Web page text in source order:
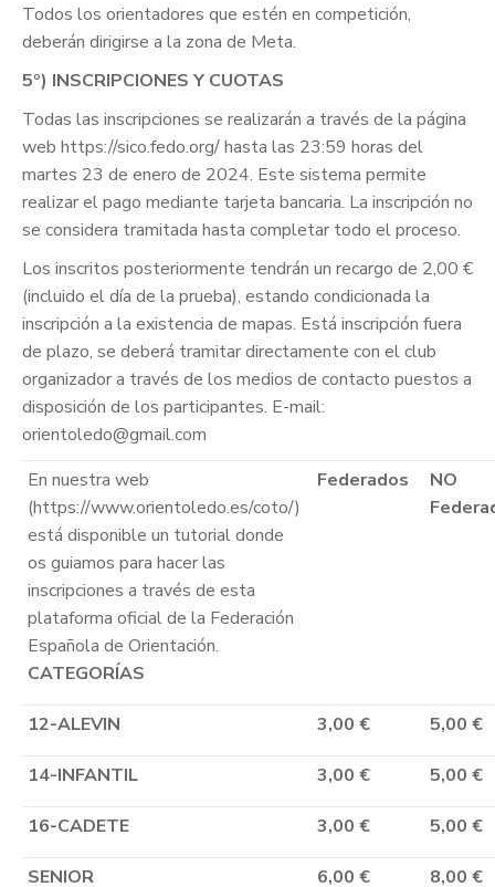
Todos los orientadores que estén en competición,
deberán dirigirse a la zona de Meta.
5º) INSCRIPCIONES Y CUOTAS
Todas las inscripciones se realizarán a través de la página
web https://sico.fedo.org/ hasta las 23:59 horas del
martes 23 de enero de 2024. Este sistema permite
realizar el pago mediante tarjeta bancaria. La inscripción no
se considera tramitada hasta completar todo el proceso.
Los inscritos posteriormente tendrán un recargo de 2,00 €
(incluido el día de la prueba), estando condicionada la
inscripción a la existencia de mapas. Está inscripción fuera
de plazo, se deberá tramitar directamente con el club
organizador a través de los medios de contacto puestos a
disposición de los participantes. E-mail:
orientoledo@gmail.com
En nuestra web
(https://www.orientoledo.es/coto/)
está disponible un tutorial donde
os guiamos para hacer las
inscripciones a través de esta
plataforma oficial de la Federación
Española de Orientación.
CATEGORÍAS
Federados
NO
12-ALEVIN 3,00 € 5,00 €
14-INFANTIL 3,00 € 5,00 €
16-CADETE 3,00 € 5,00 €
SENIOR 6,00 € 8,00 €